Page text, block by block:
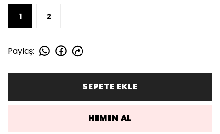
1 2
Paylaş:
SEPETE EKLE
HEMEN AL